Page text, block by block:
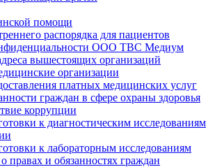
помощи
распорядка для пациентов
ООО ТВС Медиум
вышестоящих организаций
организации
платных медицинских услуг
граждан в сфере охраны здоровья
коррупции
к диагностическим исследованиям
к лабораторным исследованиям
правах и обязанностях граждан